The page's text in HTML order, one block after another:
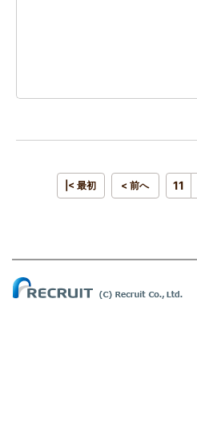
|< 最初 < 前へ 11